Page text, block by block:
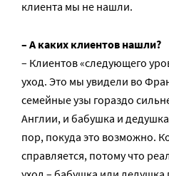
клиента мы не нашли.
– А каких клиентов нашли?
– Клиентов «следующего
уход. Это мы увидели во
семейные узы гораздо
Англии, и бабушка и
пор, покуда это возможно.
справляется, потому что